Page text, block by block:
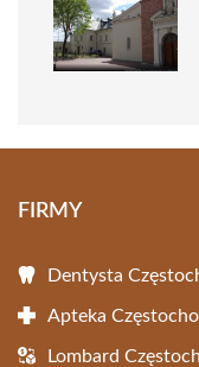
FIRMY
Dentysta
Apteka
Lombard